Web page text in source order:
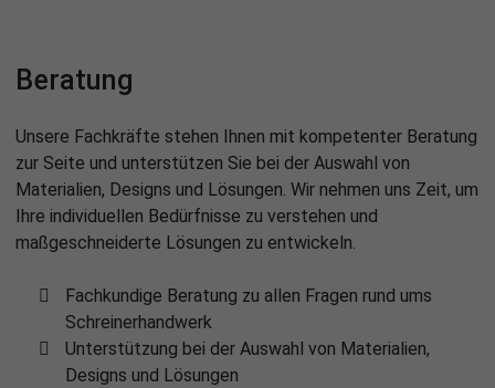
Beratung
Unsere Fachkräfte stehen Ihnen mit kompetenter Beratung
zur Seite und unterstützen Sie bei der Auswahl von
Materialien, Designs und Lösungen. Wir nehmen uns Zeit, um
Ihre individuellen Bedürfnisse zu verstehen und
maßgeschneiderte Lösungen zu entwickeln.
Fachkundige Beratung zu allen Fragen rund ums
Schreinerhandwerk
Unterstützung bei der Auswahl von Materialien,
Designs und Lösungen